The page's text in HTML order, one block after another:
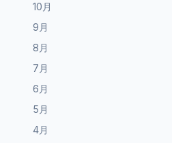
10月
9月
8月
7月
6月
5月
4月